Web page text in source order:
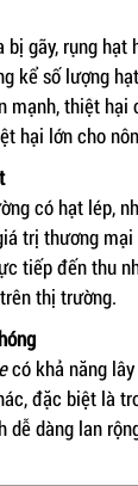
bị gãy, rụng hạt
kể số lượng
mạnh, thiệt hại
hại lớn cho
có hạt lép,
trị thương mại
tiếp đến thu
thị trường.
có khả năng
đặc biệt là
dễ dàng lan